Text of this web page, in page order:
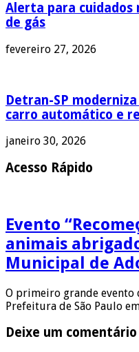
Alerta para cuidados
de gás
fevereiro 27, 2026
Detran-SP
carro automático e
janeiro 30, 2026
Acesso Rápido
Evento
animais
Municipal de
O primeiro grande evento
Prefeitura de São Paulo
Deixe um comentário